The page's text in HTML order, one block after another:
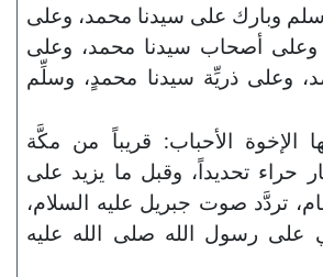
وبارك على سيدنا محمد، وعلى
وعلى أصحاب سيدنا محمد، وعلى
وعلى ذريِّة سيدنا محمدٍ، وسلِّم
الإخوة الأحباب: قريباً من مكَّة
حراء تحديداً، وقبل ما يزيد على
تردَّد صوت جبريل عليه السلام،
على رسول الله صلى الله عليه